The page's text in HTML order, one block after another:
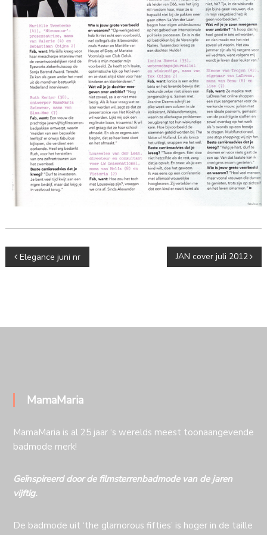
Bericht
Elegance juni nr JAN cover juli 2012
MamaMaria
MamaMaria is al 25 jaar ‘s werelds meest toonaangevende
badmode merk!
Geïnspireerd door de filmsterrenbadmode van de jaren
vijftig.
De badmode uit ‘the glamorous fifties’ is hoger in de taille